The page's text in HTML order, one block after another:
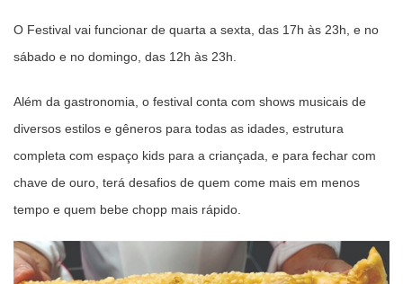
O Festival vai funcionar de quarta a sexta, das 17h às 23h, e no
sábado e no domingo, das 12h às 23h.
Além da gastronomia, o festival conta com shows musicais de
diversos estilos e gêneros para todas as idades, estrutura
completa com espaço kids para a criançada, e para fechar com
chave de ouro, terá desafios de quem come mais em menos
tempo e quem bebe chopp mais rápido.